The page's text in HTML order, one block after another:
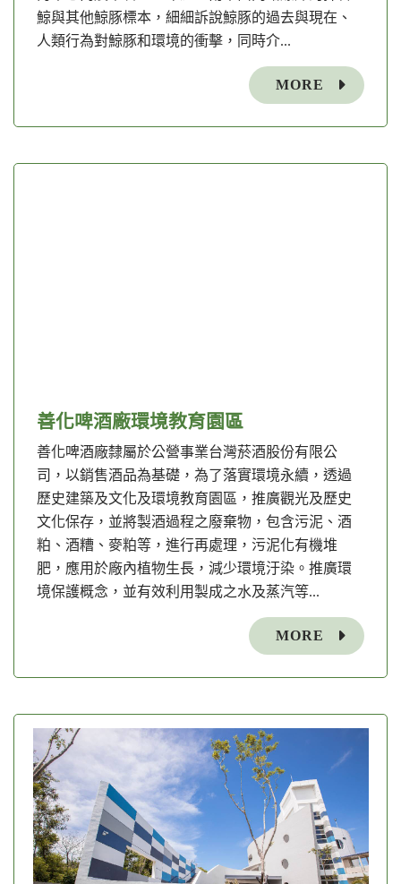
鯨與其他鯨豚標本，細細訴說鯨豚的過去與現在、
人類行為對鯨豚和環境的衝擊，同時介...
MORE
善化啤酒廠環境教育園區
善化啤酒廠隸屬於公營事業台灣菸酒股份有限公
司，以銷售酒品為基礎，為了落實環境永續，透過
歷史建築及文化及環境教育園區，推廣觀光及歷史
文化保存，並將製酒過程之廢棄物，包含污泥、酒
粕、酒糟、麥粕等，進行再處理，污泥化有機堆
肥，應用於廠內植物生長，減少環境汙染。推廣環
境保護概念，並有效利用製成之水及蒸汽等...
MORE